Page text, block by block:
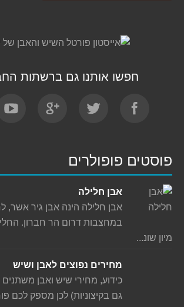
חפשו אותנו גם ברשתות
Find us on:
פוסטים פופולרים
אבן חלילה
אבן חלילה הינה אבן גיר אשר,
במחצבות דרום הר חברון.
מיון שונ...
מחירים נפוצים לאבן ושיש
כידוע, מחירי שיש ואבן